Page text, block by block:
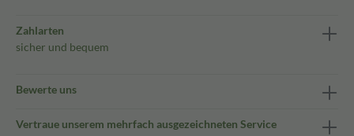
Zahlarten
sicher und bequem
Bewerte uns
Vertraue unserem mehrfach ausgezeichneten Service